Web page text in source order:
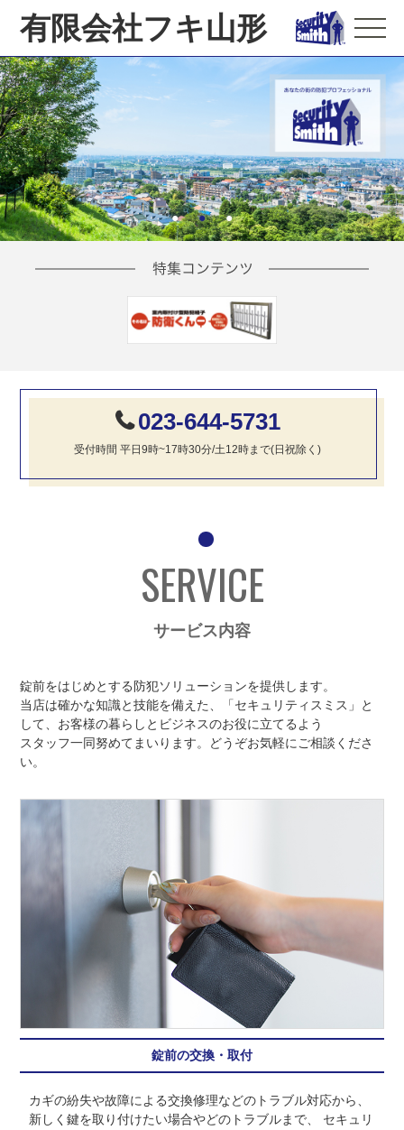
有限会社フキ山形
023-644-5731
受付時間 平日9時~17時30分/土12時まで(日祝除く)
SERVICE
サービス内容
錠前をはじめとする防犯ソリューションを提供します。
当店は確かな知識と技能を備えた、「セキュリティスミス」と
して、お客様の暮らしとビジネスのお役に立てるよう
スタッフ一同努めてまいります。どうぞお気軽にご相談くださ
い。
錠前の交換・取付
カギの紛失や故障による交換修理などのトラブル対応から、
新しく鍵を取り付けたい場合やどのトラブルまで、 セキュリ